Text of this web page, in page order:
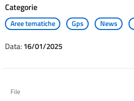
Categorie
Aree tematiche Gps News
Data:16/01/2025
File